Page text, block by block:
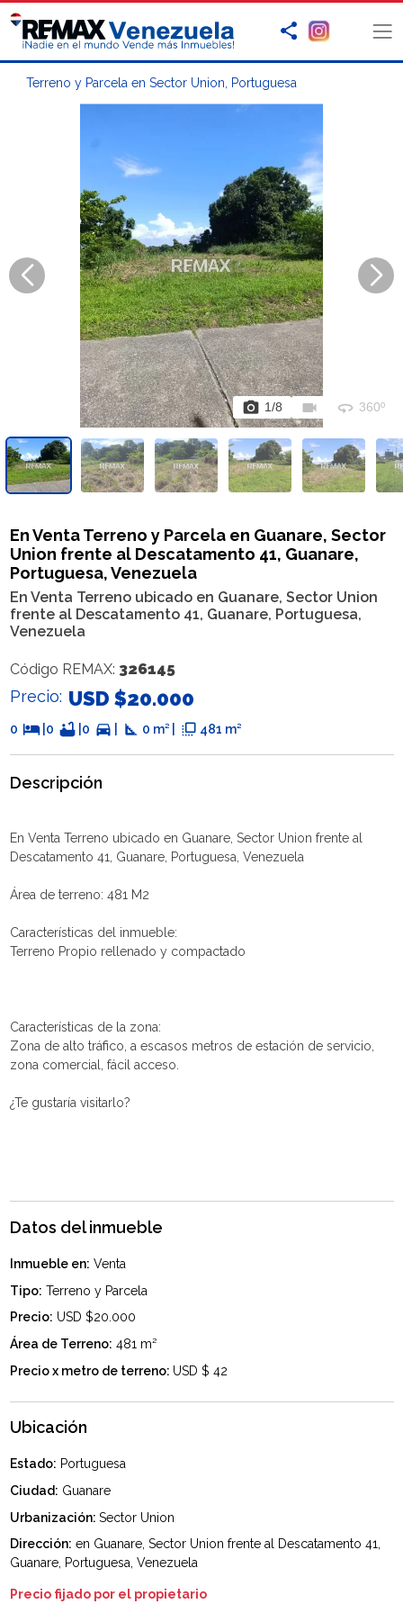
Terreno y Parcela en Sector Union, Portuguesa
photo_camera 1/8 videocam 360 360º
En Venta Terreno y Parcela en Guanare, Sector
Union frente al Descatamento 41, Guanare,
Portuguesa, Venezuela
En Venta Terreno ubicado en Guanare, Sector Union
frente al Descatamento 41, Guanare, Portuguesa,
Venezuela
Código REMAX: 326145
Precio: USD $20.000
0 hotel 0 bathtub 0 directions_car square_foot 0 m² | flip_to_front 481 m²
Descripción
En Venta Terreno ubicado en Guanare, Sector Union frente al
Descatamento 41, Guanare, Portuguesa, Venezuela
Área de terreno: 481 M2
Características del inmueble:
Terreno Propio rellenado y compactado
Características de la zona:
Zona de alto tráfico, a escasos metros de estación de servicio,
zona comercial, fácil acceso.
¿Te gustaría visitarlo?
Datos del inmueble
Inmueble en: Venta
Tipo: Terreno y Parcela
Precio: USD $20.000
Área de Terreno: 481 m²
Precio x metro de terreno: USD $ 42
Ubicación
Estado: Portuguesa
Ciudad: Guanare
Urbanización: Sector Union
Dirección: en Guanare, Sector Union frente al Descatamento 41,
Guanare, Portuguesa, Venezuela
Precio fijado por el propietario